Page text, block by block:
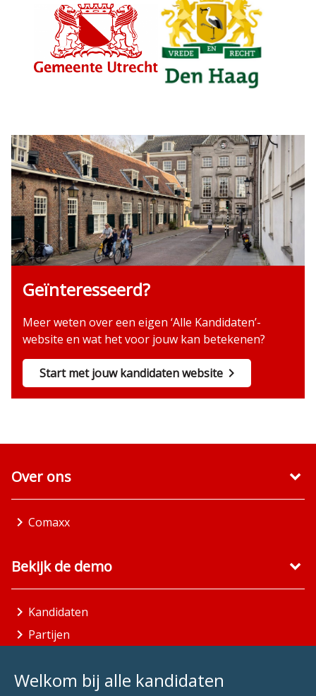
Geïnteresseerd?
Meer weten over een eigen ‘Alle Kandidaten’-
website en wat het voor jouw kan betekenen?
Start met jouw kandidaten website
Welkom bij alle kandidaten
Over ons
Comaxx
Bekijk de demo
Kandidaten
Partijen
Aandachtsgebieden